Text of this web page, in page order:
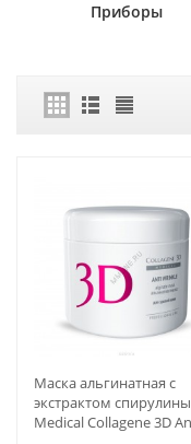
Приборы
Маска альгинатная с
экстрактом спирулины
Medical Collagene 3D